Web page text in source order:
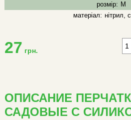
розмір: М
матеріал: нітрил,
27 грн.
ОПИСАНИЕ
САДОВЫЕ С